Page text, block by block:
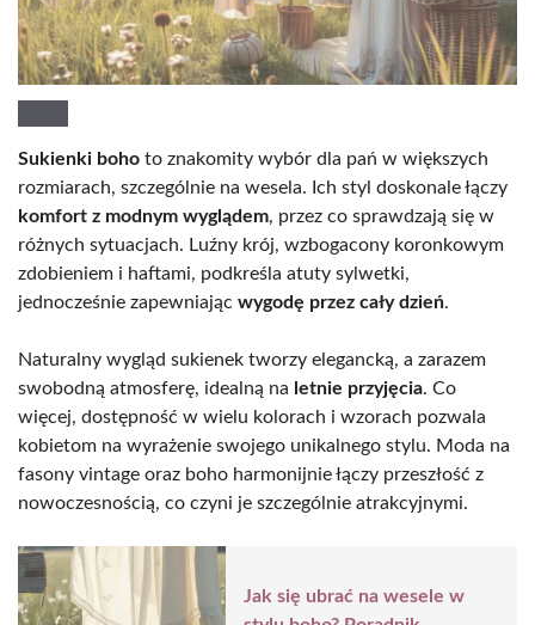
Sukienki boho to znakomity wybór dla pań w większych
rozmiarach, szczególnie na wesela. Ich styl doskonale łączy
komfort z modnym wyglądem, przez co sprawdzają się w
różnych sytuacjach. Luźny krój, wzbogacony koronkowym
zdobieniem i haftami, podkreśla atuty sylwetki,
jednocześnie zapewniając wygodę przez cały dzień.
Naturalny wygląd sukienek tworzy elegancką, a zarazem
swobodną atmosferę, idealną na letnie przyjęcia. Co
więcej, dostępność w wielu kolorach i wzorach pozwala
kobietom na wyrażenie swojego unikalnego stylu. Moda na
fasony vintage oraz boho harmonijnie łączy przeszłość z
nowoczesnością, co czyni je szczególnie atrakcyjnymi.
Jak się ubrać na wesele w